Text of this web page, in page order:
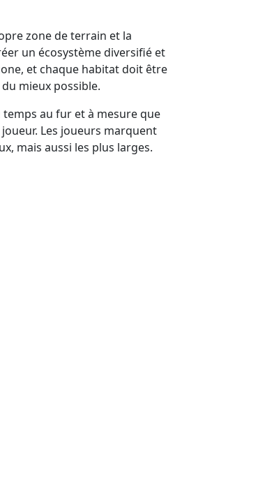
zone de terrain et la
un écosystème diversifié et
et chaque habitat doit être
mieux possible.
au fur et à mesure que
Les joueurs marquent
mais aussi les plus larges.